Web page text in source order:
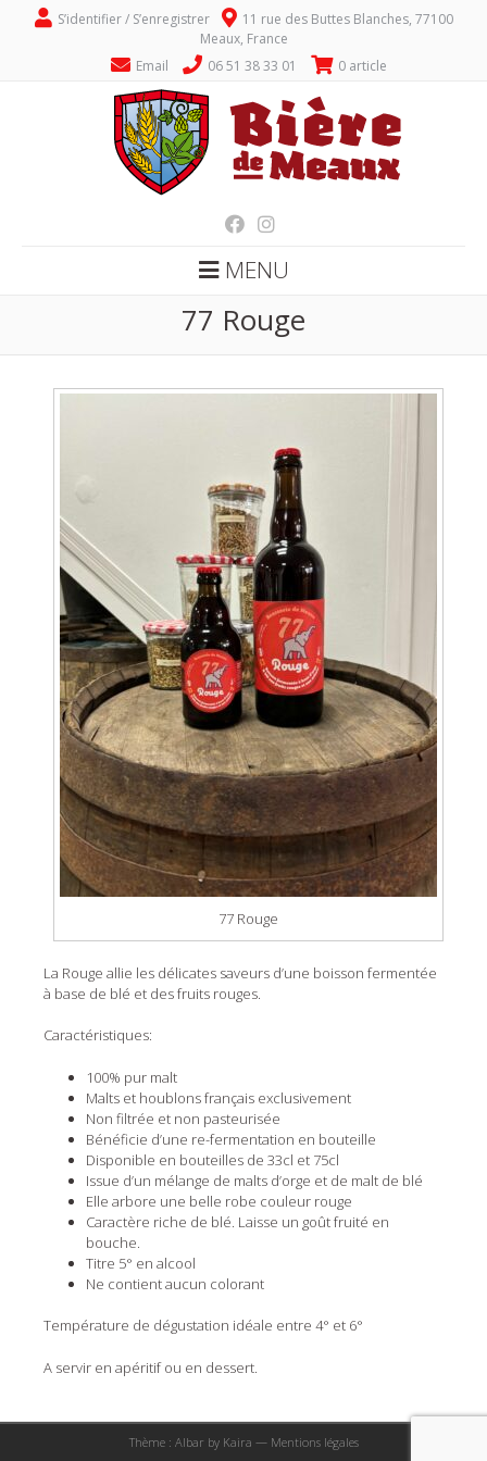
S’identifier / S’enregistrer
11 rue des Buttes Blanches, 77100
Meaux, France
Email
06 51 38 33 01 0 article
MENU
77 Rouge
77 Rouge
La Rouge allie les délicates saveurs d’une boisson fermentée
à base de blé et des fruits rouges.
Caractéristiques:
100% pur malt
Malts et houblons français exclusivement
Non filtrée et non pasteurisée
Bénéficie d’une re-fermentation en bouteille
Disponible en bouteilles de 33cl et 75cl
Issue d’un mélange de malts d’orge et de malt de blé
Elle arbore une belle robe couleur rouge
Caractère riche de blé. Laisse un goût fruité en
bouche.
Titre 5° en alcool
Ne contient aucun colorant
Température de dégustation idéale entre 4° et 6°
A servir en apéritif ou en dessert.
Post
navigation
Thème : Albar by Kaira — Mentions légales